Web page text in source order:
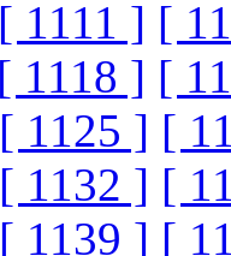
[ 1111 ] [
[ 1118 ] [
[ 1125 ] [
[ 1132 ] [
[ 1139 ] [